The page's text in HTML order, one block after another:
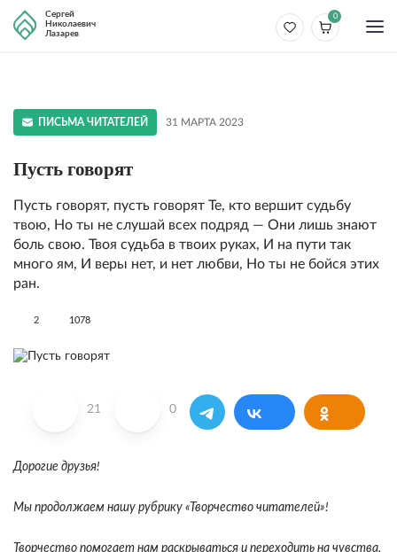
Сергей
Николаевич
Лазарев
0
ПИСЬМА ЧИТАТЕЛЕЙ 31 МАРТА 2023
Пусть говорят
Пусть говорят, пусть говорят Те, кто вершит судьбу
твою, Но ты не слушай всех подряд — Они лишь знают
боль свою. Твоя судьба в твоих руках, И на пути так
много ям, И веры нет, и нет любви, Но ты не бойся этих
ран.
2 1078
21 0
Дорогие друзья!
Мы продолжаем нашу рубрику «Творчество читателей»!
Творчество помогает нам раскрываться и переходить на чувства,